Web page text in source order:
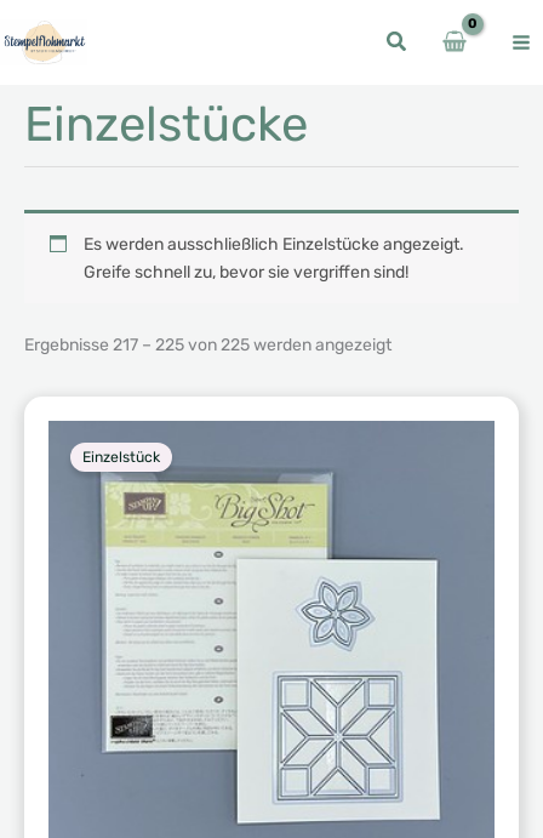
Inhalt
springen
Einzelstücke
Es werden ausschließlich Einzelstücke angezeigt.
Greife schnell zu, bevor sie vergriffen sind!
Ergebnisse 217 – 225 von 225 werden angezeigtNach
Einzelstück